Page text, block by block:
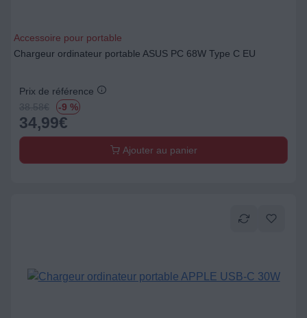
Accessoire pour portable
Chargeur ordinateur portable ASUS PC 68W Type C EU
Prix de référence
38.58€ -9 %
34,99€
Ajouter au panier